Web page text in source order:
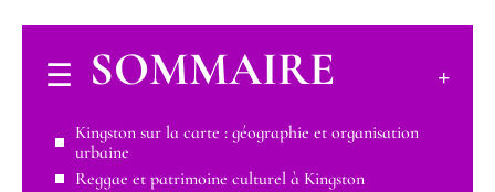
SOMMAIRE
Kingston sur la carte : géographie et organisation
urbaine
Reggae et patrimoine culturel à Kingston